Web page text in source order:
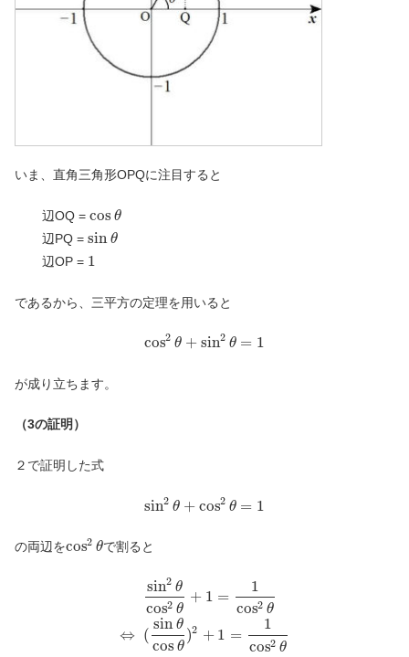
いま、直角三角形OPQに注目すると
辺OQ = cos θ
辺PQ = sinθ
辺OP = 1
であるから、三平方の定理を用いると
cos2 θ + sin2 θ = 1
が成り立ちます。
（3の証明）
２で証明した式
sin2 θ + cos2 θ = 1
の両辺をcos2 θで割ると
⇔
sin2 θ
cos2 θ
+ 1 =
1
cos2 θ
(
sinθ
cos θ
)2 + 1 =
1
cos2 θ